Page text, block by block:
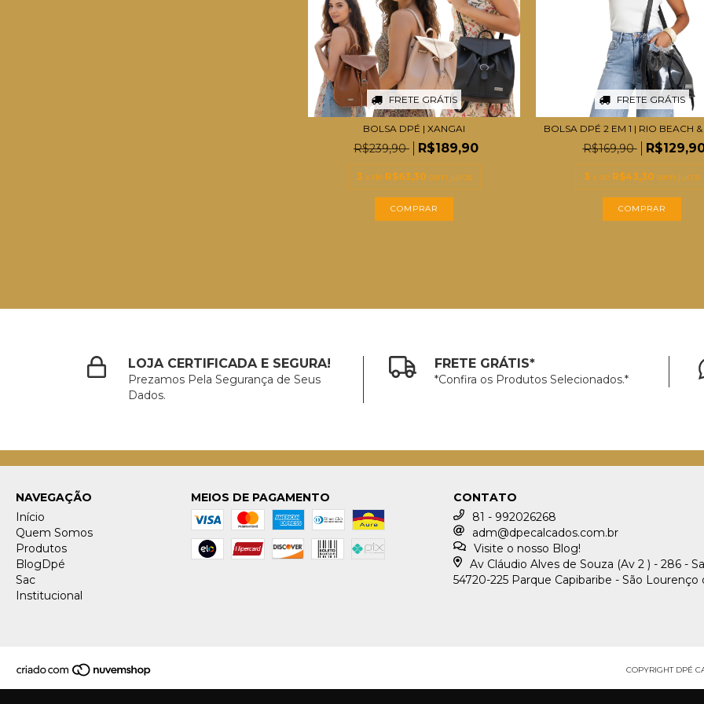
FRETE GRÁTIS
BOLSA DPÉ | XANGAI
R$239,90 R$189,90
3 x de R$63,30 sem juros
COMPRAR
FRETE GRÁTIS
BOLSA DPÉ 2 EM 1 | RIO BEACH &
R$169,90
3 x de R$43,30 sem juros
COMPRAR
LOJA CERTIFICADA E SEGURA!
Prezamos Pela Segurança de Seus
Dados.
FRETE GRÁTIS*
*Confira os Produtos Selecionados.*
NAVEGAÇÃO
Início
Quem Somos
Produtos
BlogDpé
Sac
Institucional
MEIOS DE PAGAMENTO
CONTATO
81 - 992026268
adm@dpecalcados.com.br
Visite o nosso Blog!
Av Cláudio Alves de Souza (Av 2 ) - 286 -
54720-225 Parque Capibaribe - São Lourenço
COPYRIGHT DPÉ